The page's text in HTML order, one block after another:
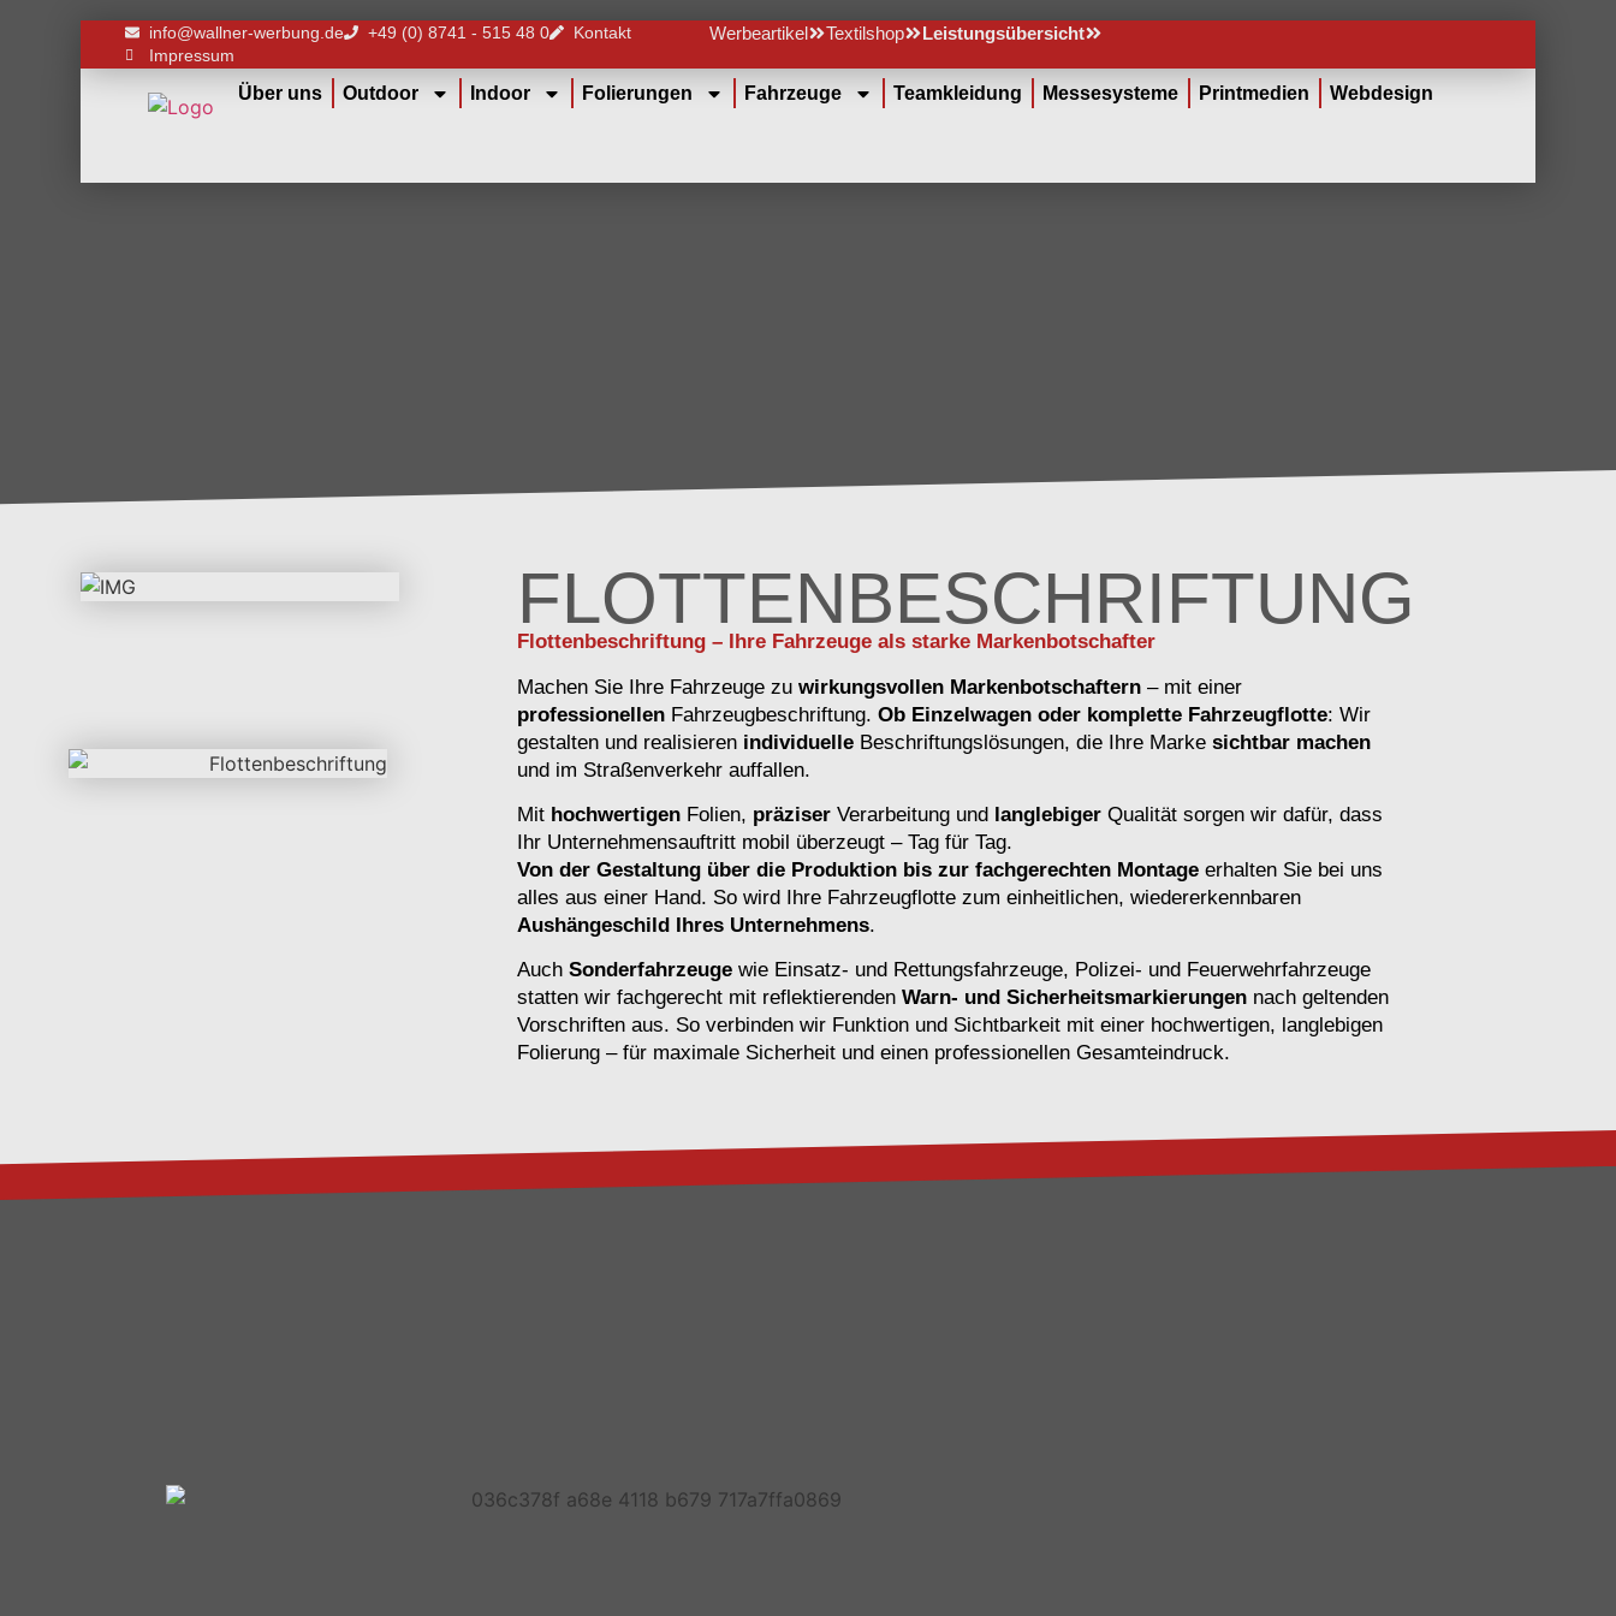
info@wallner-werbung.de +49 (0) 8741 - 515 48 0
Kontakt
Impressum
Werbeartikel Textilshop Leistungsübersicht
Über uns Outdoor Indoor Folierungen Fahrzeuge Teamkleidung Messesysteme Printmedien Webdesign
FLOTTENBESCHRIFTUNG
Flottenbeschriftung – Ihre Fahrzeuge als starke Markenbotschafter
Machen Sie Ihre Fahrzeuge zuwirkungsvollen Markenbotschaftern – mit einer
professionellen Fahrzeugbeschriftung.Ob Einzelwagen oder komplette Fahrzeugflotte: Wir
gestalten und realisieren individuelle Beschriftungslösungen, die Ihre Markesichtbar machen
und im Straßenverkehr auffallen.
Mit hochwertigen Folien, präziser Verarbeitung und langlebiger Qualität sorgen wir dafür, dass
Ihr Unternehmensauftritt mobil überzeugt – Tag für Tag.
Von der Gestaltung über die Produktion bis zur fachgerechten Montage erhalten Sie bei uns
alles aus einer Hand. So wird Ihre Fahrzeugflotte zum einheitlichen, wiedererkennbaren
Aushängeschild Ihres Unternehmens.
AuchSonderfahrzeuge wie Einsatz- und Rettungsfahrzeuge, Polizei- und Feuerwehrfahrzeuge
statten wir fachgerecht mit reflektierendenWarn- und Sicherheitsmarkierungen nach geltenden
Vorschriften aus. So verbinden wir Funktion und Sichtbarkeit mit einer hochwertigen, langlebigen
Folierung – für maximale Sicherheit und einen professionellen Gesamteindruck.